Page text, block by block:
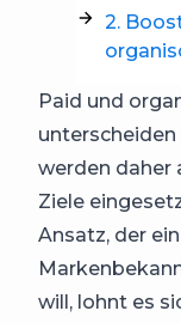
2.
Paid und
werden daher
Ziele
Ansatz, der
will, lohnt es